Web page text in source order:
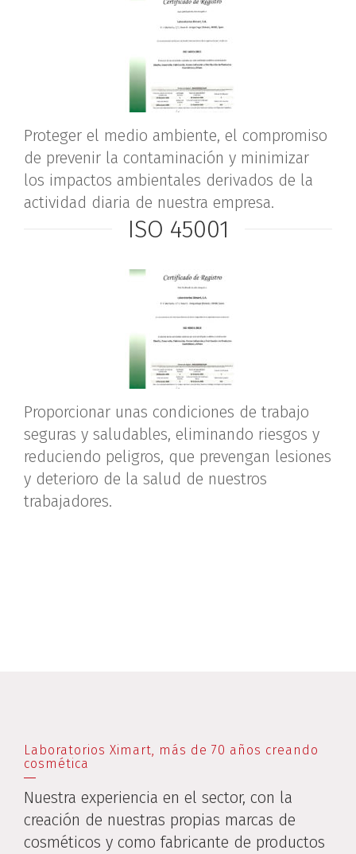
Proteger el medio ambiente, el compromiso
de prevenir la contaminación y minimizar
los impactos ambientales derivados de la
actividad diaria de nuestra empresa.
ISO 45001
Proporcionar unas condiciones de trabajo
seguras y saludables, eliminando riesgos y
reduciendo peligros, que prevengan lesiones
y deterioro de la salud de nuestros
trabajadores.
Laboratorios Ximart, más de 70 años creando
cosmética
Nuestra experiencia en el sector, con la
creación de nuestras propias marcas de
cosméticos y como fabricante de productos